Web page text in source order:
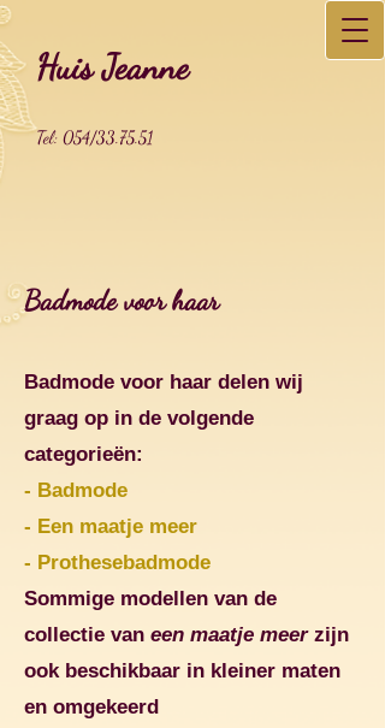
Huis Jeanne
Tel: 054/33.75.51
Badmode voor haar
Badmode voor haar delen wij
graag op in de volgende
categorieën:
- Badmode
- Een maatje meer
- Prothesebadmode
Sommige modellen van de
collectie van een maatje meerzijn
ook beschikbaar in kleiner maten
en omgekeerd